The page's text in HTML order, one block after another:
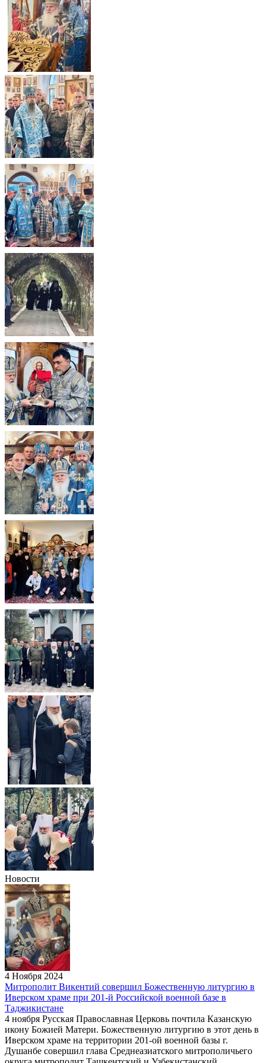
Новости
4 Ноября 2024
Митрополит Викентий совершил Божественную литургию в
Иверском храме при 201-й Российской военной базе в
Таджикистане
4 ноября Русская Православная Церковь почтила Казанскую
икону Божией Матери. Божественную литургию в этот день в
Иверском храме на территории 201-ой военной базы г.
Душанбе совершил глава Среднеазиатского митрополичьего